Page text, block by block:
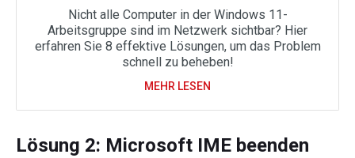
Nicht alle Computer in der Windows 11-
Arbeitsgruppe sind im Netzwerk sichtbar? Hier
erfahren Sie 8 effektive Lösungen, um das Problem
schnell zu beheben!
MEHR LESEN
Lösung 2: Microsoft IME beenden